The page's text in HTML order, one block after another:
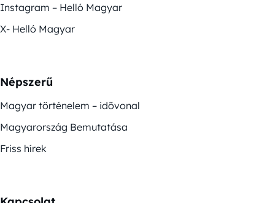
Instagram – Helló Magyar
X- Helló Magyar
Népszerű
Magyar történelem – idővonal
Magyarország Bemutatása
Friss hírek